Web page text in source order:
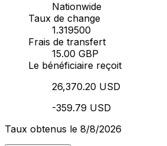
Nationwide
Taux de change
1.319500
Frais de transfert
15.00 GBP
Le bénéficiaire reçoit
26,370.20 USD
-359.79 USD
Taux obtenus le 8/8/2026